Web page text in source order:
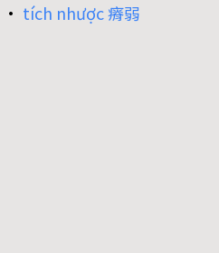
• tích nhược 瘠弱